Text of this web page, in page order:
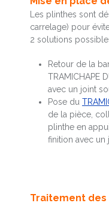
Les plinthes sont
carrelage) pour
2 solutions
Retour de la
TRAMICHAPE
avec un joint
Pose du
de la pièce,
plinthe en
finition avec
Traitement des